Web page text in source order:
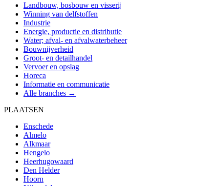
Landbouw, bosbouw en visserij
Winning van delfstoffen
Industrie
Energie, productie en distributie
Water; afval- en afvalwaterbeheer
Bouwnijverheid
Groot- en detailhandel
Vervoer en opslag
Horeca
Informatie en communicatie
Alle branches →
PLAATSEN
Enschede
Almelo
Alkmaar
Hengelo
Heerhugowaard
Den Helder
Hoorn